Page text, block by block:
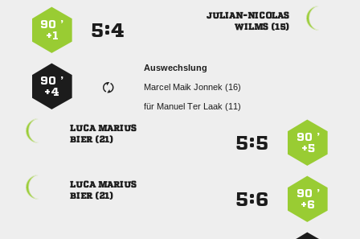

 
:
90 ’
+1
Auswechslung
   
für    
90 ’
+4
90 ’
+5
:
 
 
90 ’
+6
:
 
 